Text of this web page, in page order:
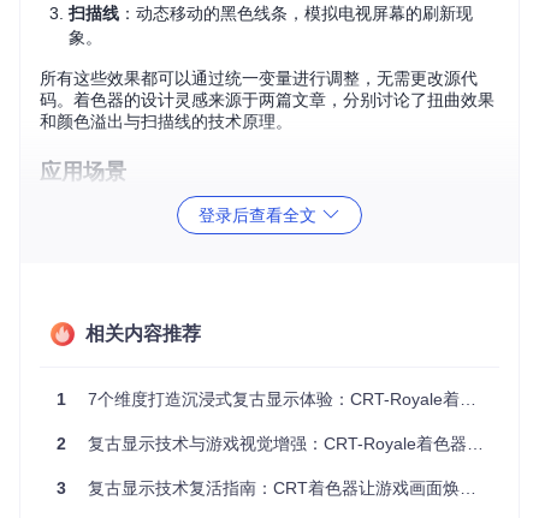
扫描线 ：动态移动的黑色线条，模拟电视屏幕的刷新现
象。
所有这些效果都可以通过统一变量进行调整，无需更改源代
码。着色器的设计灵感来源于两篇文章，分别讨论了扭曲效果
和颜色溢出与扫描线的技术原理。
应用场景
无论你是想打造一款复古风格的游戏，还是希望为现代游戏加
项目特点
中，然后设置一个带有白色纹理的TextureRect节点。
兼容Godot 3.x
：无需特殊配置，直接使用Shader代码即
可。
高度可定制：所有效果都有可调节的统一变量，可以根据需
登录后查看全文
相关内容推荐
1 7个维度打造沉浸式复古显示体验：CRT-Royale着色器完全指南
2 复古显示技术与游戏视觉增强：CRT-Royale着色器完全指南
3 复古显示技术复活指南：CRT着色器让游戏画面焕发经典魅力